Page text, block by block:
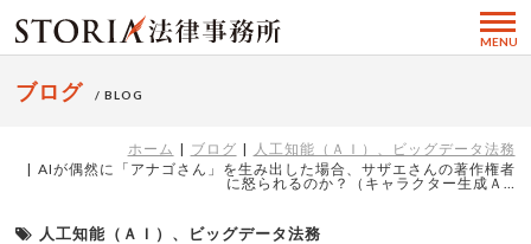
MENU
ブログ / BLOG
ホーム ブログ
人工知能（ＡＩ）、ビッグデータ法務
AIが偶然に「アナゴさん」を生み出した場合、サザエさんの著作権者
に怒られるのか？（キャラクター生成Ａ…
人工知能（ＡＩ）、ビッグデータ法務